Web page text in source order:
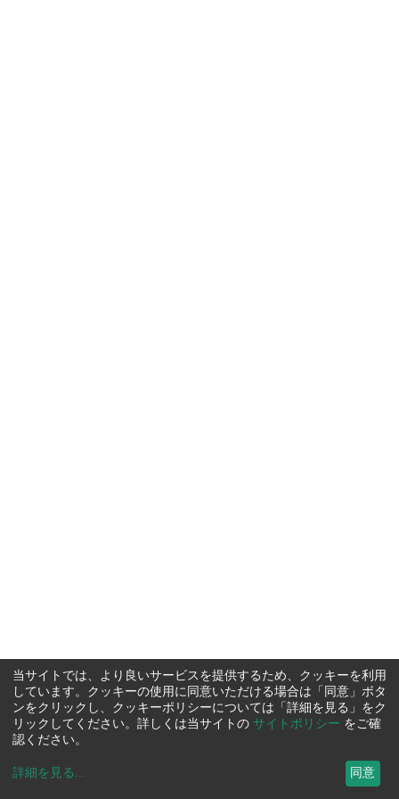
当サイトでは、より良いサービスを提供するため、クッキーを利用
しています。クッキーの使用に同意いただける場合は「同意」ボタ
ンをクリックし、クッキーポリシーについては「詳細を見る」をク
リックしてください。詳しくは当サイトの サイトポリシー をご確
認ください。
詳細を見る ... 同意